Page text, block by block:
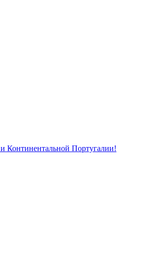
Континентальной Португалии!